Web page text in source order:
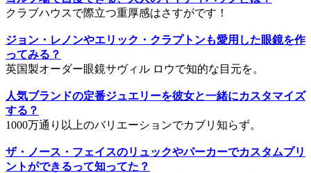
クラブハウスで際立つ重厚感はさすがです！
ジョン・レノンやエリック・クラプトンも愛用した眼鏡を作
ってみる？
英国製オーダー眼鏡サヴィル ロウで知的な目元を。
人気ブランドの定番ジュエリーを彼女と一緒にカスタマイズ
する？
1000万通り以上のバリエーションでカブリ知らず。
ザ・ノース・フェイスのリュックやパーカーでカスタムプリ
ントができるって知ってた？